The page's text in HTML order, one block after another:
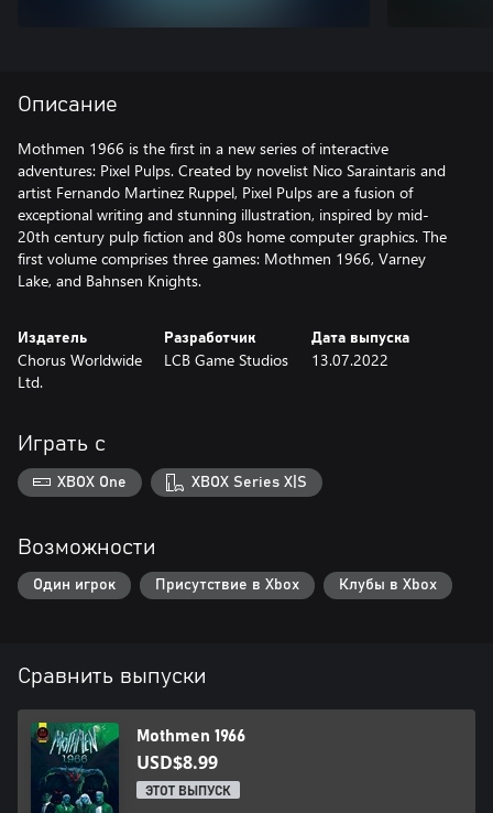
Описание
Mothmen 1966 is the first in a new series of interactive
adventures: Pixel Pulps. Created by novelist Nico Saraintaris and
artist Fernando Martinez Ruppel, Pixel Pulps are a fusion of
exceptional writing and stunning illustration, inspired by mid-
20th century pulp fiction and 80s home computer graphics. The
first volume comprises three games: Mothmen 1966, Varney
Lake, and Bahnsen Knights.
Издатель
Chorus Worldwide
Ltd.
Разработчик
LCB Game Studios
Дата выпуска
13.07.2022
Играть с
XBOX One XBOX Series X|S
Возможности
Один игрок Присутствие в Xbox Клубы в Xbox
Сравнить выпуски
Mothmen 1966
USD$8.99
ЭТОТ ВЫПУСК